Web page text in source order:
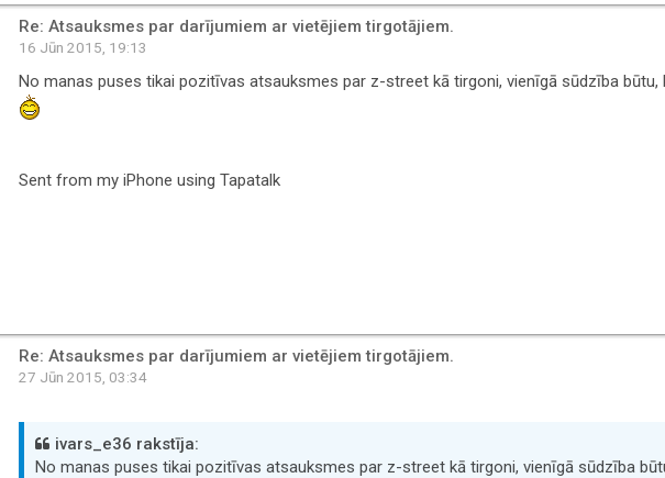
Re: Atsauksmes par darījumiem ar vietējiem tirgotājiem.
16 Jūn 2015, 19:13
No manas puses tikai pozitīvas atsauksmes par z-street kā tirgoni, vienīgā sūdzība
Sent from my iPhone using Tapatalk
Re: Atsauksmes par darījumiem ar vietējiem tirgotājiem.
27 Jūn 2015, 03:34
ivars_e36 rakstīja:
No manas puses tikai pozitīvas atsauksmes par z-street kā tirgoni, vienīgā sūdzība